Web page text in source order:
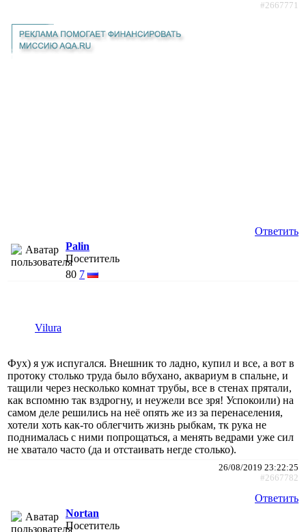
#2667771
Ответить
Palin
Посетитель
80 7
Vilura
Фух) я уж испугался. Внешник то ладно, купил и все, а вот в
протоку столько труда было вбухано, аквариум в спальне, и
тащили через несколько комнат трубы, все в стенах прятали,
как вспомню так вздрогну, и неужели все зря! Успокоили) на
самом деле решились на неё опять же из за перенаселения,
хотели хоть как-то облегчить жизнь рыбкам, тк рука не
поднималась с ними попрощаться, а менять ведрами уже сил
не хватало часто (да и отстаивать негде столько).
26/08/2019 23:22:25
#2667782
Ответить
Nortan
Посетитель